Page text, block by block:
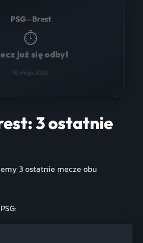
PSG–Brest
⏱
już się odbył
10 maja 2026
3 ostatnie
3 ostatnie mecze obu